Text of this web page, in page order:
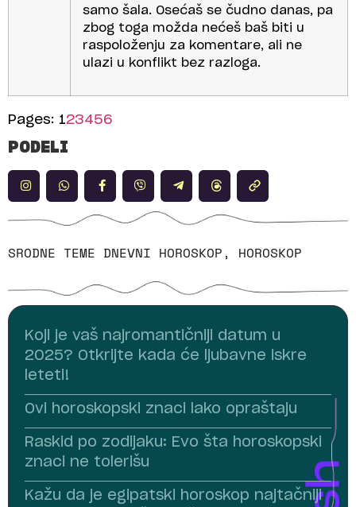
samo šala. Osećaš se čudno danas, pa
zbog toga možda nećeš baš biti u
raspoloženju za komentare, ali ne
ulazi u konflikt bez razloga.
Pages: 123456
PODELI
SRODNE TEME DNEVNI HOROSKOP, HOROSKOP
Koji je vaš najromantičniji datum u
2025? Otkrijte kada će ljubavne iskre
leteti!
Ovi horoskopski znaci lako opraštaju
Raskid po zodijaku: Evo šta horoskopski
znaci ne tolerišu
Kažu da je egipatski horoskop najtačniji